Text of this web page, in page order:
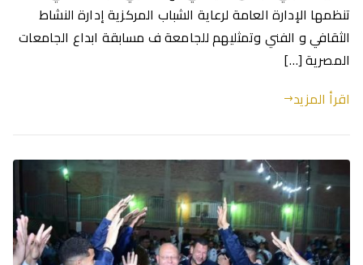
تنظمها الإدارة العامة لرعاية الشباب المركزية إدارة النشاط
الثقافي و الفني وتمثليهم للجامعة ف مسابقة ابداع الجامعات
المصرية […]
اقرأ المزيد